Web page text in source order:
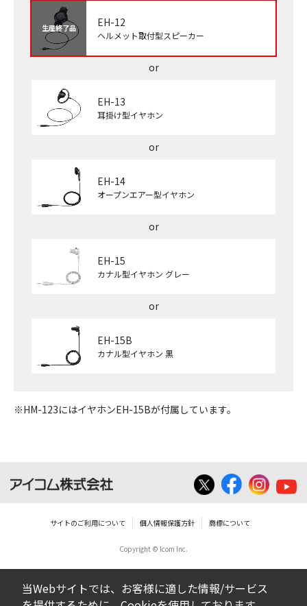
生産終了品 EH-12
ヘルメット取付型スピーカー
EH-13
耳掛け型イヤホン
EH-14
オープンエアー型イヤホン
EH-15
カナル型イヤホン グレー
EH-15B
カナル型イヤホン 黒
※HM-123にはイヤホンEH-15Bが付属しています。
サイトのご利用について 個人情報保護方針 商標について
Copyright © Icom Inc.
当Webサイトでは、お客様に適した情報/サービス